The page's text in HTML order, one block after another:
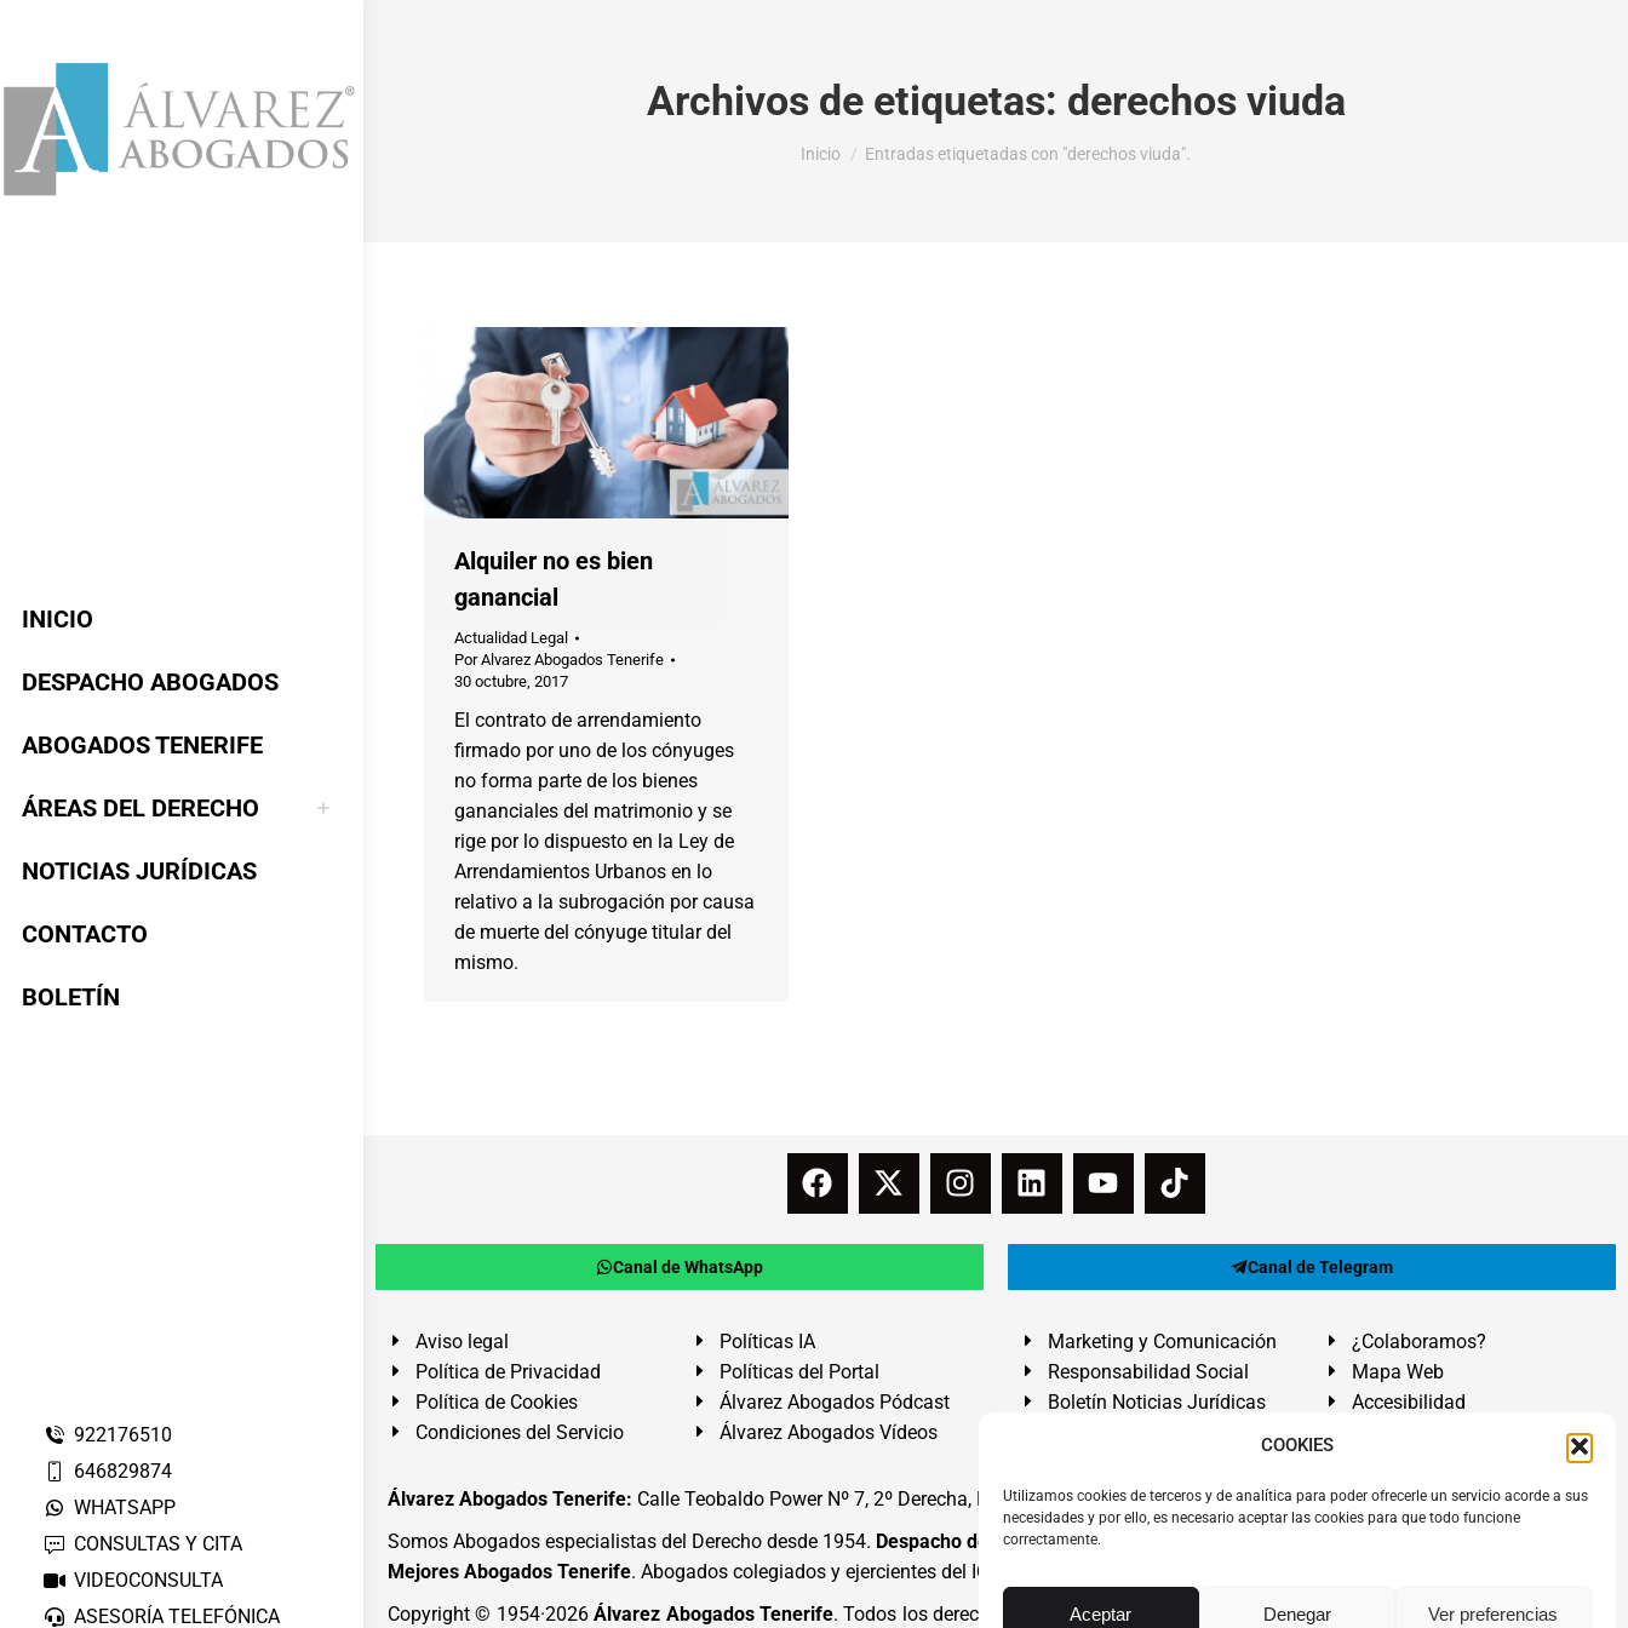
COOKIES
Utilizamos cookies de terceros y de analítica para poder ofrecerle un servicio acorde a sus
necesidades y por ello, es necesario aceptar las cookies para que todo funcione
correctamente.
Aceptar Denegar Ver preferencias
INICIO
DESPACHO ABOGADOS
ABOGADOS TENERIFE
ÁREAS DEL DERECHO
NOTICIAS JURÍDICAS
CONTACTO
BOLETÍN
922176510
646829874
WHATSAPP
CONSULTAS Y CITA
VIDEOCONSULTA
ASESORÍA TELEFÓNICA
Archivos de etiquetas: derechos viuda
Estás aquí:
Inicio Entradas etiquetadas con "derechos viuda".
Alquiler no es bien
ganancial
Actualidad Legal
PorAlvarez Abogados Tenerife
30 octubre, 2017
El contrato de arrendamiento
firmado por uno de los cónyuges
no forma parte de los bienes
gananciales del matrimonio y se
rige por lo dispuesto en la Ley de
Arrendamientos Urbanos en lo
relativo a la subrogación por causa
de muerte del cónyuge titular del
mismo.
Canal de WhatsApp Canal de Telegram
Aviso legal
Política de Privacidad
Política de Cookies
Condiciones del Servicio
Políticas IA
Políticas del Portal
Álvarez Abogados Pódcast
Álvarez Abogados Vídeos
Marketing y Comunicación
Responsabilidad Social
Boletín Noticias Jurídicas
¿Colaboramos?
Mapa Web
Accesibilidad
Álvarez Abogados Tenerife: Calle Teobaldo Power Nº 7, 2º Derecha, El Médano, Granadilla de Abona, Santa Cruz de Tenerife. Islas Canarias.
Somos Abogados especialistas del Derecho desde 1954. Despacho de Abogados El Médano
Mejores Abogados Tenerife. Abogados colegiados y ejercientes del ICATF.
Copyright © 1954·2026Álvarez Abogados Tenerife. Todos los derechos reservados.Álvarez Abogados ®y el logotipo son marca registrada.